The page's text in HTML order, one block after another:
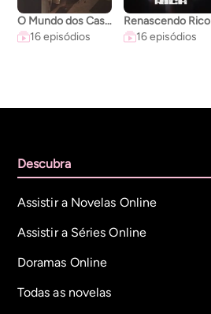
O Mundo dos Casados
16 episódios
Renascendo Rico
16 episódios
Descubra
Assistir a Novelas Online
Assistir a Séries Online
Doramas Online
Todas as novelas